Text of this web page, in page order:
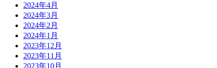
2024年4月
2024年3月
2024年2月
2024年1月
2023年12月
2023年11月
2023年10月